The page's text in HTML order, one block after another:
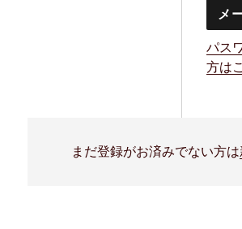
パス
方は
まだ登録がお済みでない方は